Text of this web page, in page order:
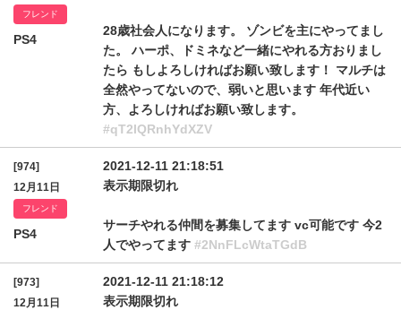
フレンド
PS4
28歳社会人になります。 ゾンビを主にやってまし
た。 ハーポ、ドミネなど一緒にやれる方おりまし
たら もしよろしければお願い致します！ マルチは
全然やってないので、弱いと思います 年代近い
方、よろしければお願い致します。
#qT2lQRnhYdXZV
[974]
12月11日
フレンド
PS4
2021-12-11 21:18:51
表示期限切れ
サーチやれる仲間を募集してます vc可能です 今2
人でやってます #2NnFLcWtaTGdB
[973]
12月11日
2021-12-11 21:18:12
表示期限切れ